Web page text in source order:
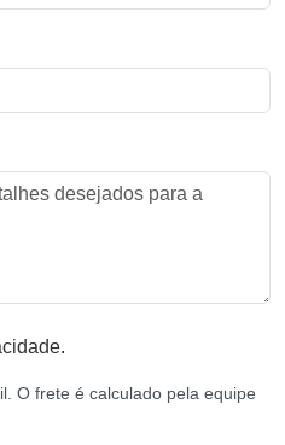
.
O frete é calculado pela equipe